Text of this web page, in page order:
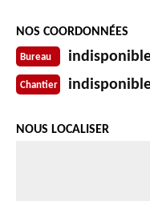
NOS COORDONNÉES
Bureau
Chantier
NOUS LOCALISER